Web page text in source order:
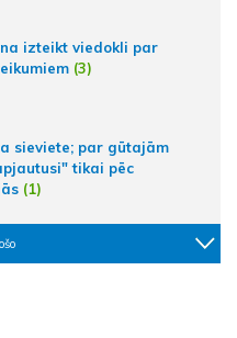
izteikt viedokli par
(3)
sieviete; par gūtajām
tikai pēc
(1)